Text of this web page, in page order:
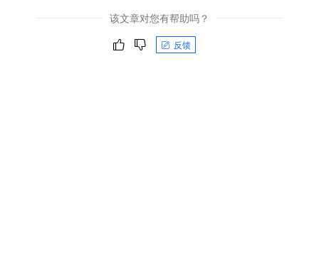
该文章对您有帮助吗？
反馈